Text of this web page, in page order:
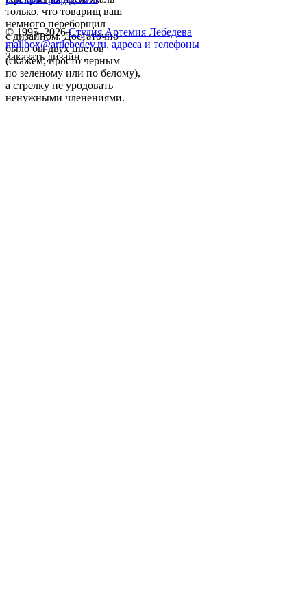
только, что товарищ ваш
немного переборщил
с дизайном. Достаточно
было бы двух цветов
(скажем, просто черным
по зеленому или по белому),
а стрелку не уродовать
ненужными членениями.
© 1995–2026 Студия Артемия Лебедева
mailbox@artlebedev.ru, адреса и телефоны
Заказать дизайн...